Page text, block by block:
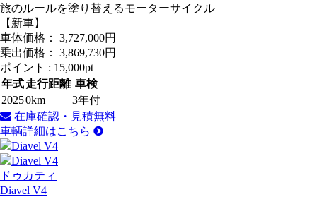
旅のルールを塗り替えるモーターサイクル
【新車】
車体価格： 3,727,000円
乗出価格： 3,869,730円
ポイント : 15,000pt
年式走行距離 車検
20250km
3年付
在庫確認・見積無料
車輌詳細はこちら
ドゥカティ
Diavel V4